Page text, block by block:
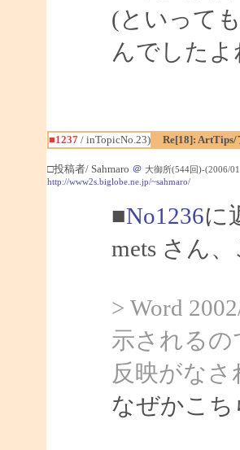
(といって
んでした
■1237/ inTopicNo.23) Re[18]: ArtTips/
□投稿者/ Sahmaro ＠ 大御所(544回)-(2006/
http://www2s.biglobe.ne.jp/~sahmaro/
■No1236に
mets さん
> Word
示される
反映がな
なぜかこち